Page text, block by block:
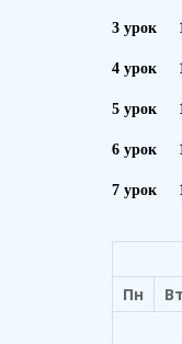
3 урок
4 урок
5 урок
6 урок
7 урок
Пн
Вт